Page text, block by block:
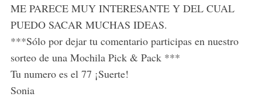
ME PARECE MUY INTERESANTE Y DEL CUAL
PUEDO SACAR MUCHAS IDEAS.
***Sólo por dejar tu comentario participas en nuestro
sorteo de una Mochila Pick & Pack ***
Tu numero es el 77 ¡Suerte!
Sonia